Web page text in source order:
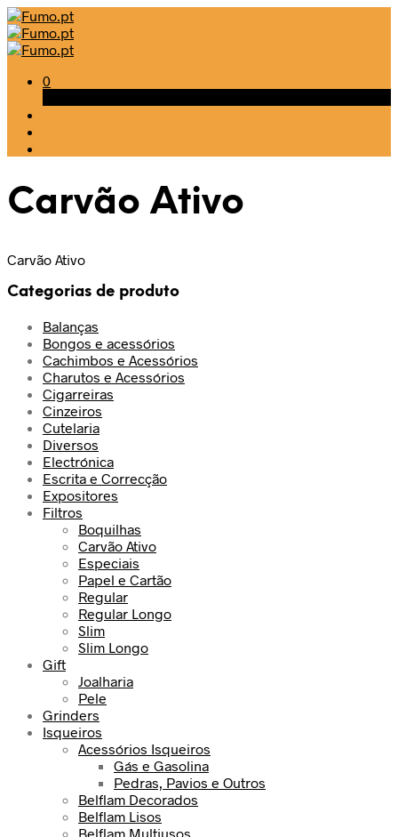
0
Carvão Ativo
Carvão Ativo
Categorias de produto
Balanças
Bongos e acessórios
Cachimbos e Acessórios
Charutos e Acessórios
Cigarreiras
Cinzeiros
Cutelaria
Diversos
Electrónica
Escrita e Correcção
Expositores
Filtros
Boquilhas
Carvão Ativo
Especiais
Papel e Cartão
Regular
Regular Longo
Slim
Slim Longo
Gift
Joalharia
Pele
Grinders
Isqueiros
Acessórios Isqueiros
Gás e Gasolina
Pedras, Pavios e Outros
Belflam Decorados
Belflam Lisos
Belflam Multiusos